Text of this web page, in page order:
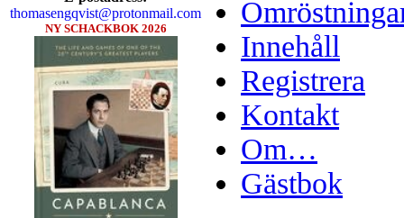
thomasengqvist@protonmail.com
NY SCHACKBOK 2026
Innehåll
Registrera
Kontakt
Om…
Gästbok